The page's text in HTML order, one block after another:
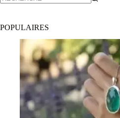
POPULAIRES